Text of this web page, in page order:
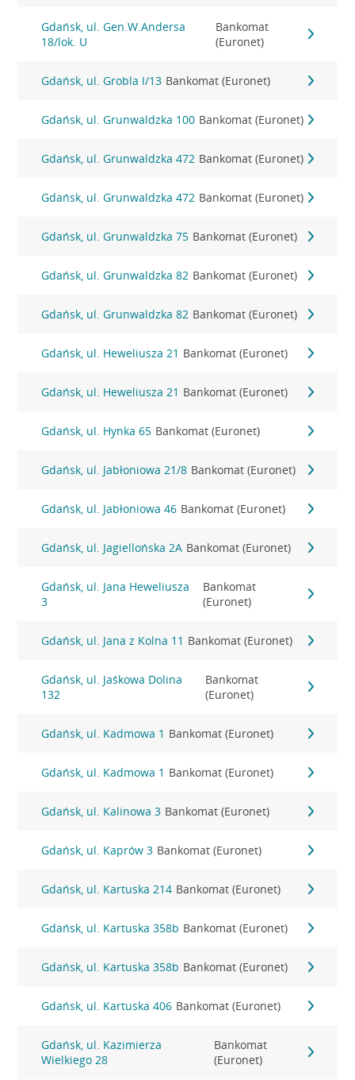
Gdańsk, ul. Gen.W.Andersa
18/lok. U
Bankomat
(Euronet)
Gdańsk, ul. Grobla I/13 Bankomat (Euronet)
Gdańsk, ul. Grunwaldzka 100 Bankomat (Euronet)
Gdańsk, ul. Grunwaldzka 472 Bankomat (Euronet)
Gdańsk, ul. Grunwaldzka 472 Bankomat (Euronet)
Gdańsk, ul. Grunwaldzka 75 Bankomat (Euronet)
Gdańsk, ul. Grunwaldzka 82 Bankomat (Euronet)
Gdańsk, ul. Grunwaldzka 82 Bankomat (Euronet)
Gdańsk, ul. Heweliusza 21 Bankomat (Euronet)
Gdańsk, ul. Heweliusza 21 Bankomat (Euronet)
Gdańsk, ul. Hynka 65 Bankomat (Euronet)
Gdańsk, ul. Jabłoniowa 21/8 Bankomat (Euronet)
Gdańsk, ul. Jabłoniowa 46 Bankomat (Euronet)
Gdańsk, ul. Jagiellońska 2A Bankomat (Euronet)
Gdańsk, ul. Jana Heweliusza
3
Bankomat
(Euronet)
Gdańsk, ul. Jana z Kolna 11 Bankomat (Euronet)
Gdańsk, ul. Jaśkowa Dolina
132
Bankomat
(Euronet)
Gdańsk, ul. Kadmowa 1 Bankomat (Euronet)
Gdańsk, ul. Kadmowa 1 Bankomat (Euronet)
Gdańsk, ul. Kalinowa 3 Bankomat (Euronet)
Gdańsk, ul. Kaprów 3 Bankomat (Euronet)
Gdańsk, ul. Kartuska 214 Bankomat (Euronet)
Gdańsk, ul. Kartuska 358b Bankomat (Euronet)
Gdańsk, ul. Kartuska 358b Bankomat (Euronet)
Gdańsk, ul. Kartuska 406 Bankomat (Euronet)
Gdańsk, ul. Kazimierza
Wielkiego 28
Bankomat
(Euronet)